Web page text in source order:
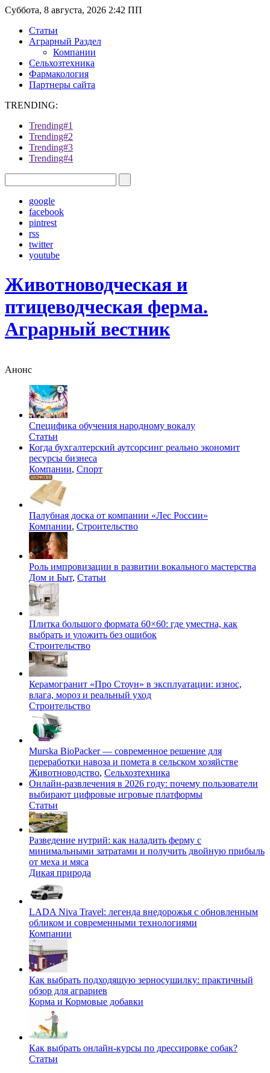
Суббота, 8 августа, 2026 2:42 ПП
Статьи
Аграрный Раздел
Компании
Сельхозтехника
Фармакология
Партнеры сайта
TRENDING:
Trending#1
Trending#2
Trending#3
Trending#4
google
facebook
pintrest
rss
twitter
youtube
Животноводческая и
птицеводческая ферма.
Аграрный вестник
Анонс
Специфика обучения народному вокалу
Статьи
Когда бухгалтерский аутсорсинг реально экономит
ресурсы бизнеса
Компании, Спорт
Палубная доска от компании «Лес России»
Компании, Строительство
Роль импровизации в развитии вокального мастерства
Дом и Быт, Статьи
Плитка большого формата 60×60: где уместна, как
выбрать и уложить без ошибок
Строительство
Керамогранит «Про Стоун» в эксплуатации: износ,
влага, мороз и реальный уход
Строительство
Murska BioPacker — современное решение для
переработки навоза и помета в сельском хозяйстве
Животноводство, Сельхозтехника
Онлайн-развлечения в 2026 году: почему пользователи
выбирают цифровые игровые платформы
Статьи
Разведение нутрий: как наладить ферму с
минимальными затратами и получить двойную прибыль
от меха и мяса
Дикая природа
LADA Niva Travel: легенда внедорожья с обновленным
обликом и современными технологиями
Компании
Как выбрать подходящую зерносушилку: практичный
обзор для аграриев
Корма и Кормовые добавки
Как выбрать онлайн-курсы по дрессировке собак?
Статьи